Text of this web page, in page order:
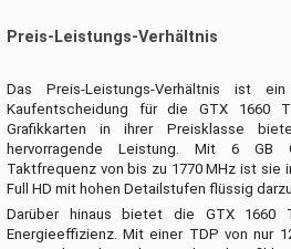
Preis-Leistungs-Verhältnis
Das Preis-Leistungs-Verhältnis ist
Kaufentscheidung für die GTX 1660
Grafikkarten in ihrer Preisklasse
hervorragende Leistung. Mit 6 GB
Taktfrequenz von bis zu 1770 MHz ist sie
Full HD mit hohen Detailstufen flüssig
Darüber hinaus bietet die GTX 1660
Energieeffizienz. Mit einer TDP von nur